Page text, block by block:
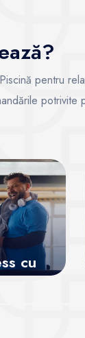
pentru
potrivite
cu